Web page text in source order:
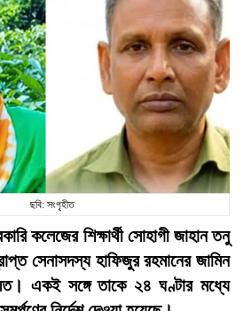
ছবি: সংগৃহীত
কলেজের শিক্ষার্থী সোহাগী জাহান তনু
সেনাসদস্য হাফিজুর রহমানের জামিন
একই সঙ্গে তাকে ২৪ ঘণ্টার মধ্যে